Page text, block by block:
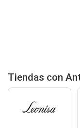
Tiendas con